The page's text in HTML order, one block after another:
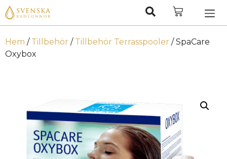
Hem / Tillbehör / Tillbehör Terrasspooler / SpaCare
Oxybox